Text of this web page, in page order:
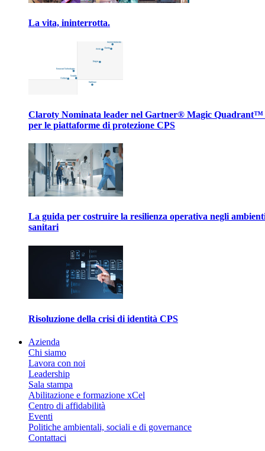
La vita, ininterrotta.
Claroty Nominata leader nel Gartner® Magic Quadrant™
per le piattaforme di protezione CPS
La guida per costruire la resilienza operativa negli
sanitari
Risoluzione della crisi di identità CPS
Azienda
Chi siamo
Lavora con noi
Leadership
Sala stampa
Abilitazione e formazione xCel
Centro di affidabilità
Eventi
Politiche ambientali, sociali e di governance
Contattaci